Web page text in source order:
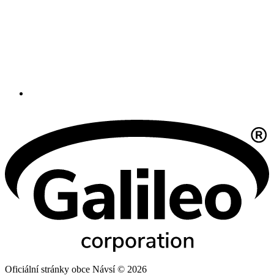
Oficiální stránky obce Návsí © 2026